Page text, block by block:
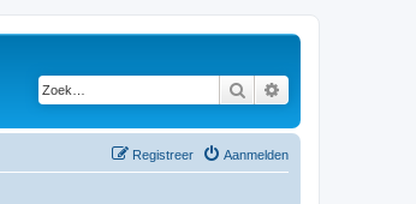
Zoek
Aanmelden
Registreer